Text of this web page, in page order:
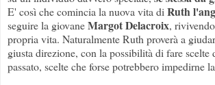
E' così che comincia la nuova vita di Ruth
seguire la giovaneMargot Delacroix,
propria vita. Naturalmente Ruth proverà a
giusta direzione, con la possibilità di fare scelte
passato, scelte che forse potrebbero impedirne